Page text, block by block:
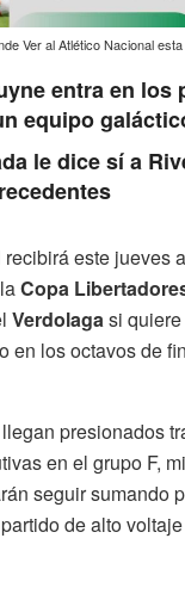
Ver al Atlético Nacional
entra en los
equipo
le dice sí a
este jueves
Copa
Verdolagasi
en los octavos de
presionados
en el grupo F,
seguir sumando
de alto